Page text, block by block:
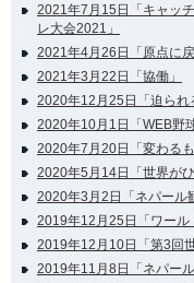
2021年7月15日「キャッ
レ大会2021」
2021年4月26日「原点に戻
2021年3月22日「協働」
2020年12月25日「迫られ
2020年10月1日「WEB野
2020年7月20日「変わる
2020年5月14日「世界が
2020年3月2日「ネパール
2019年12月25日「ワール
2019年12月10日「第3回
2019年11月8日「ネパール